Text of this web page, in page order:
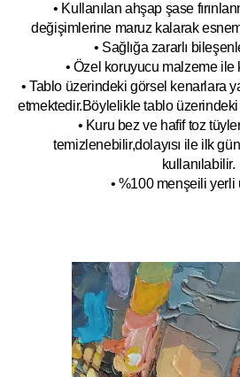
• Kullanılan ahşap şase
değişimlerine maruz kalarak
• Sağlığa zararlı
• Özel koruyucu malzeme ile
• Tablo üzerindeki görsel kenarlara
etmektedir.Böylelikle tablo
• Kuru bez ve hafif toz
temizlenebilir,dolayısı ile ilkg
kullanılabilir.
• %100 menşeili yerli